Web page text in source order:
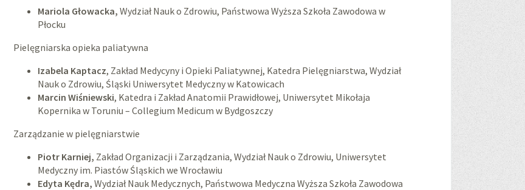
Mariola Głowacka, Wydział Nauk o Zdrowiu, Państwowa Wyższa Szkoła Zawodowa w
Płocku
Pielęgniarska opieka paliatywna
Izabela Kaptacz, Zakład Medycyny i Opieki Paliatywnej, Katedra Pielęgniarstwa, Wydział
Nauk o Zdrowiu, Śląski Uniwersytet Medyczny w Katowicach
Marcin Wiśniewski, Katedra i Zakład Anatomii Prawidłowej, Uniwersytet Mikołaja
Kopernika w Toruniu – Collegium Medicum w Bydgoszczy
Zarządzanie w pielęgniarstwie
Piotr Karniej, Zakład Organizacji i Zarządzania, Wydział Nauk o Zdrowiu, Uniwersytet
Medyczny im. Piastów Śląskich we Wrocławiu
Edyta Kędra,Wydział Nauk Medycznych, Państwowa Medyczna Wyższa Szkoła Zawodowa